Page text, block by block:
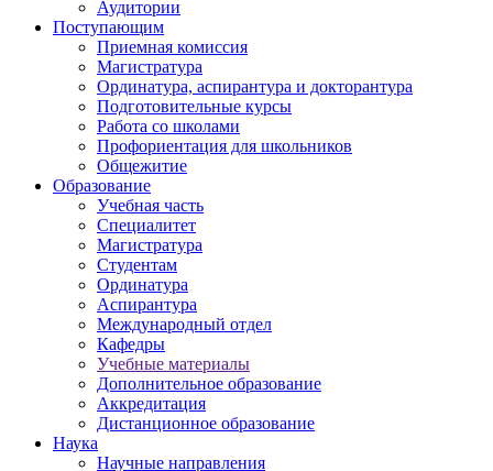
Аудитории
Поступающим
Приемная комиссия
Магистратура
Ординатура, аспирантура и докторантура
Подготовительные курсы
Работа со школами
Профориентация для школьников
Общежитие
Образование
Учебная часть
Специалитет
Магистратура
Студентам
Ординатура
Аспирантура
Международный отдел
Кафедры
Учебные материалы
Дополнительное образование
Аккредитация
Дистанционное образование
Наука
Научные направления